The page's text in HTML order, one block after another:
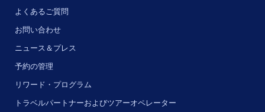
よくあるご質問
お問い合わせ
ニュース＆プレス
予約の管理
リワード・プログラム
トラベルパートナーおよびツアーオペレーター